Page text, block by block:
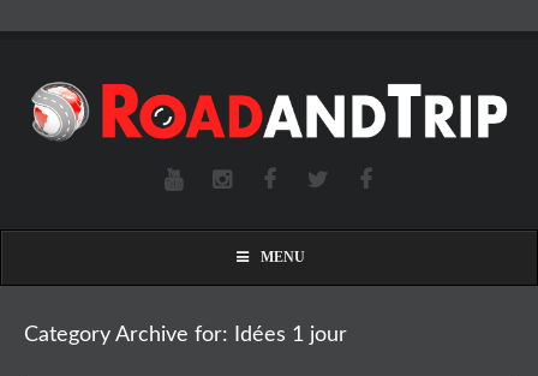
MENU
Category Archive for: Idées 1 jour